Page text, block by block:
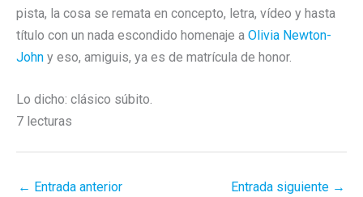
pista, la cosa se remata en concepto, letra, vídeo y hasta
título con un nada escondido homenaje a Olivia Newton-
John y eso, amiguis, ya es de matrícula de honor.
Lo dicho: clásico súbito.
7 lecturas
← Entrada anterior Entrada siguiente →